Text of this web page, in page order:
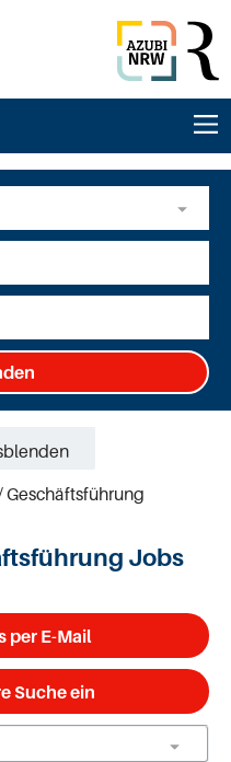
Geschäftsführung
Jobs
per E-Mail
Suche ein